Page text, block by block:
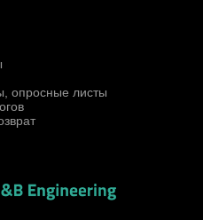
опросные листы